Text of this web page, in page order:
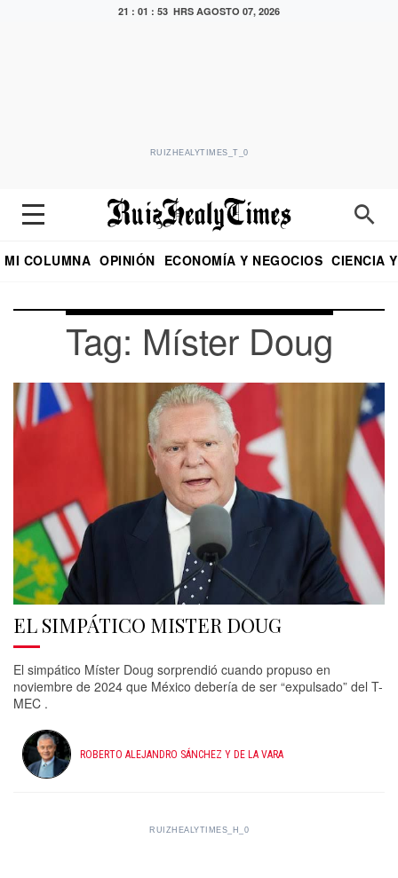
21 : 01 : 53 HRS AGOSTO 07, 2026
RUIZHEALYTIMES_T_0
MI COLUMNA OPINIÓN ECONOMÍA Y NEGOCIOS CIENCIA
Tag: Míster Doug
EL SIMPÁTICO MISTER DOUG
El simpático Míster Doug sorprendió cuando propuso en
noviembre de 2024 que México debería de ser “expulsado” del T-
MEC .
ROBERTO ALEJANDRO SÁNCHEZ Y DE LA VARA
RUIZHEALYTIMES_H_0